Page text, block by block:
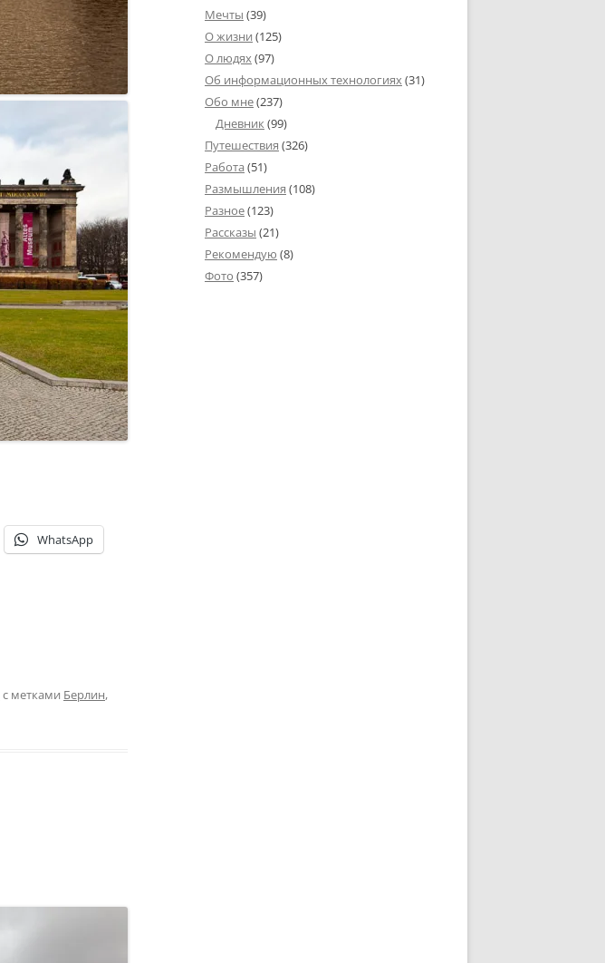
WhatsApp
с метками Берлин,
Мечты (39)
О жизни (125)
О людях(97)
Об информационных технологиях(31)
Обо мне(237)
Дневник(99)
Путешествия (326)
Работа (51)
Размышления (108)
Разное(123)
Рассказы (21)
Рекомендую (8)
Фото (357)